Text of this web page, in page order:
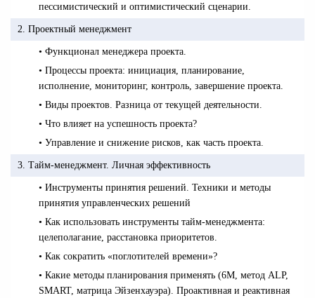
пессимистический и оптимистический сценарии.
2. Проектный менеджмент
• Функционал менеджера проекта.
• Процессы проекта: инициация, планирование,
исполнение, мониторинг, контроль, завершение проекта.
• Виды проектов. Разница от текущей деятельности.
• Что влияет на успешность проекта?
• Управление и снижение рисков, как часть проекта.
3. Тайм-менеджмент. Личная эффективность
• Инструменты принятия решений. Техники и методы
принятия управленческих решений
• Как использовать инструменты тайм-менеджмента:
целеполагание, расстановка приоритетов.
• Как сократить «поглотителей времени»?
• Какие методы планирования применять (6М, метод ALP,
SMART, матрица Эйзенхауэра). Проактивная и реактивная